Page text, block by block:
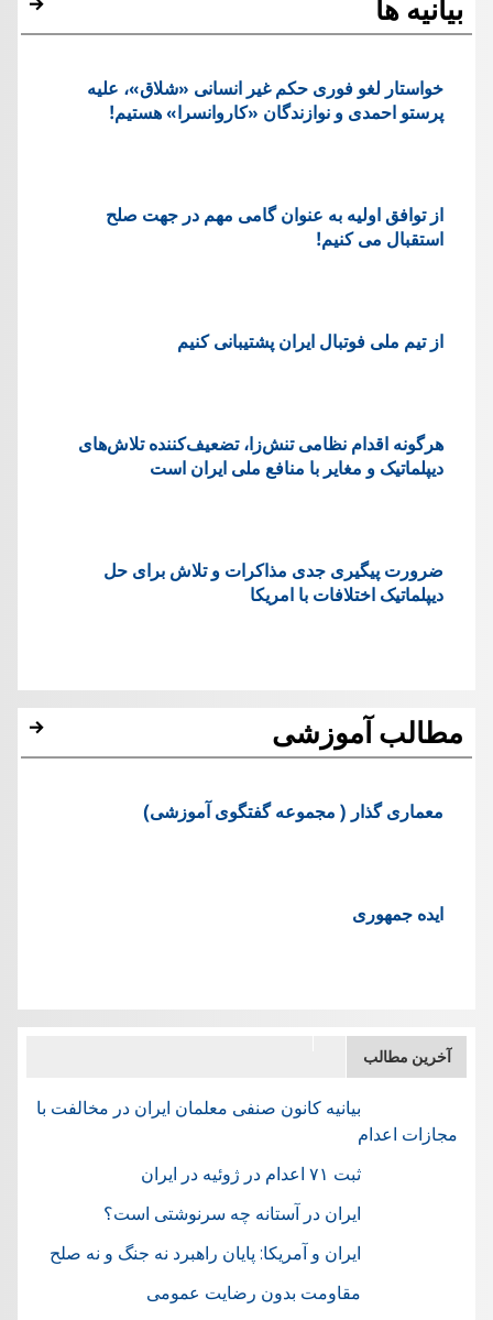
بیانیه ها
خواستار لغو فوری حکم غیر انسانی «شلاق»، علیه
پرستو احمدی و نوازندگان «کاروانسرا» هستیم!
از توافق اولیه به عنوان گامی مهم در جهت صلح
استقبال می کنیم!
از تیم ملی فوتبال ایران پشتیبانی کنیم
هرگونه اقدام نظامی تنش‌زا، تضعیف‌کننده تلاش‌های
دیپلماتیک و مغایر با منافع ملی ایران است
ضرورت پیگیری جدی مذاکرات و تلاش برای حل
دیپلماتیک اختلافات با امریکا
مطالب آموزشی
معماری گذار ( مجموعه گفتگوی آموزشی)
ایده جمهوری
آخرین مطالب
بیانیه کانون صنفی معلمان ایران در مخالفت با
مجازات اعدام
ثبت ۷۱ اعدام در ژوئيه در ایران
ایران در آستانه چه سرنوشتی است؟
ایران و آمریکا: پایان راهبرد نه جنگ و نه صلح
مقاومت بدون رضایت عمومی